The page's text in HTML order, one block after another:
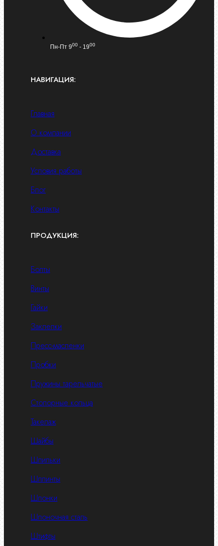
Пн-Пт 900 - 1900
НАВИГАЦИЯ:
Главная
О компании
Доставка
Условия работы
Блог
Контакты
ПРОДУКЦИЯ:
Болты
Винты
Гайки
Заклепки
Пресс-масленки
Пробки
Пружины тарельчатые
Стопорные кольца
Такелаж
Шайбы
Шпильки
Шплинты
Шпонки
Шпоночная сталь
Штифты